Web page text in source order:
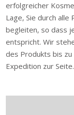
erfolgreicher
Lage, Sie durch
begleiten, so dass
entspricht. Wir
des Produkts bis zu
Expedition zur Seite.